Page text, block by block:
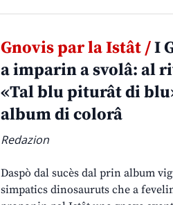
Gnovis par la Istât /I
a imparin a svolâ: al
«Tal blu piturât di
album di colorâ
Redazion
Daspò dal sucès dal prin album
simpatics dinosauruts che a